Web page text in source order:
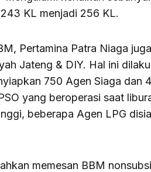
KL menjadi 256 KL.
Pertamina Patra Niaga juga
Jateng & DIY. Hal ini
750 Agen Siaga dan
yang beroperasi saat
beberapa Agen LPG
memesan BBM